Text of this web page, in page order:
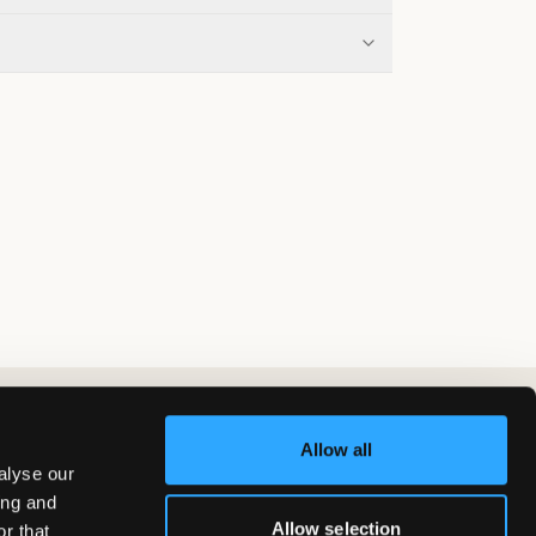
our
and
that
Allow all
Allow selection